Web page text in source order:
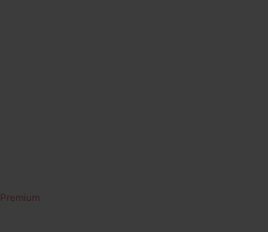
Premium